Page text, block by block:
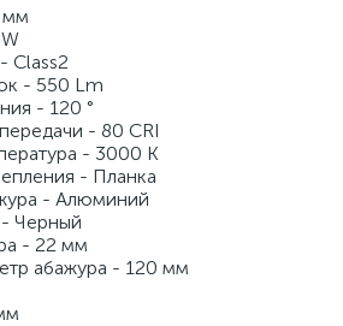
мм
Class2
- 550 Lm
- 120 °
- 80 CRI
- 3000 K
- Планка
- Алюминий
Черный
- 22 мм
абажура - 120 мм